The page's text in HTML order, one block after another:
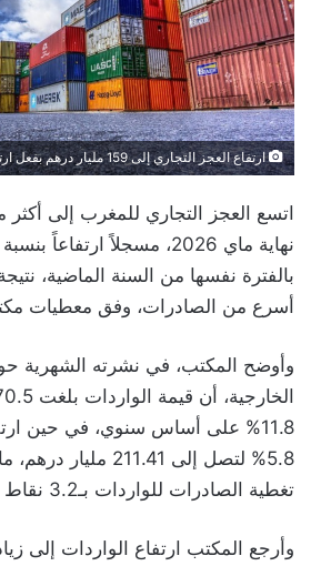
ارتفاع العجز التجاري إلى 159 مليار درهم بفعل ارتفاع الواردات
بالفترة نفسها من السنة الماضية،
أسرع من الصادرات، وفق معطيات
وأوضح المكتب، في نشرته الشهرية
11.8% على أساس سنوي، في حين
5.8% لتصل إلى
تغطية الصادرات للواردات بـ3.2 نقاط ليستقر عند 57.1%.
وأرجع المكتب ارتفاع الواردات إلى